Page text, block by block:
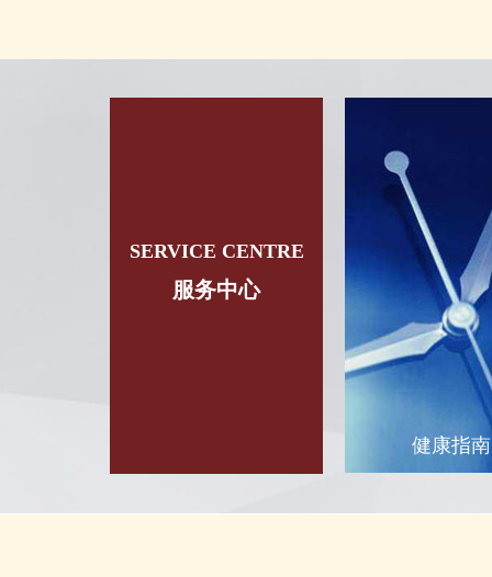
SERVICE CENTRE
服务中心
健康指南